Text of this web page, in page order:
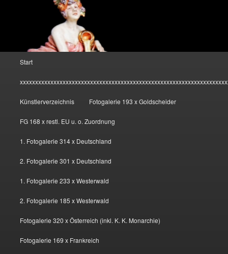
Start
Künstlerverzeichnis Fotogalerie 193 x Goldscheider
FG 168 x restl. EU u. o. Zuordnung
1. Fotogalerie 314 x Deutschland
2. Fotogalerie 301 x Deutschland
1. Fotogalerie 233 x Westerwald
2. Fotogalerie 185 x Westerwald
Fotogalerie 320 x Österreich (inkl. K. K. Monarchie)
Fotogalerie 169 x Frankreich